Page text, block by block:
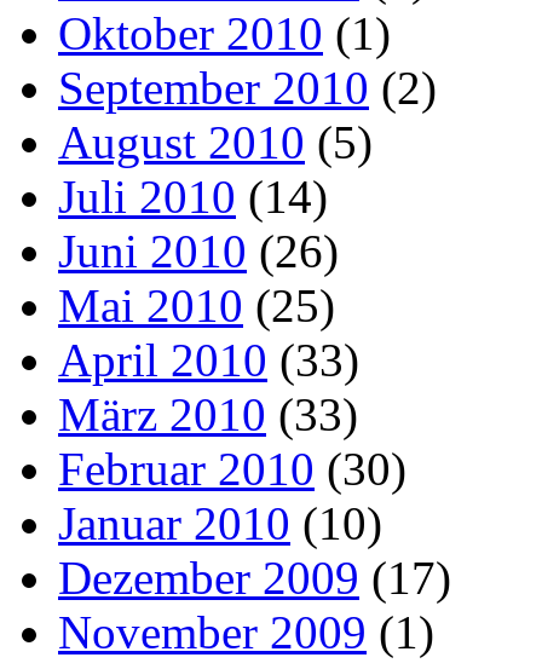
Oktober 2010 (1)
September 2010 (2)
August 2010 (5)
Juli 2010 (14)
Juni 2010 (26)
Mai 2010 (25)
April 2010 (33)
März 2010 (33)
Februar 2010 (30)
Januar 2010 (10)
Dezember 2009 (17)
November 2009 (1)